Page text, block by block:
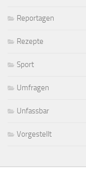
Reportagen
Rezepte
Sport
Umfragen
Unfassbar
Vorgestellt